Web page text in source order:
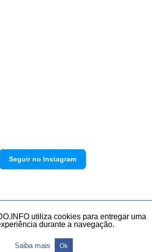
Seguir no Instagram
privacidade Envie sua denúncia
utiliza cookies para entregar uma
durante a navegação.
Saiba mais Ok